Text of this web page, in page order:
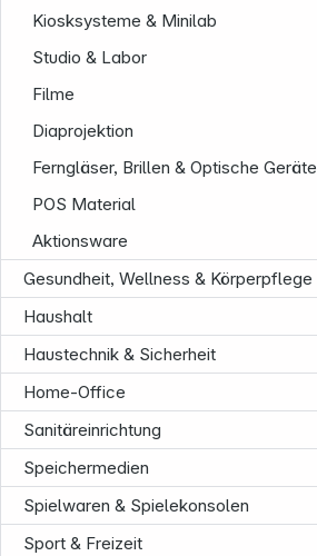
Kiosksysteme & Minilab
Studio & Labor
Filme
Diaprojektion
Ferngläser, Brillen & Optische Geräte
POS Material
Aktionsware
Gesundheit, Wellness & Körperpflege
Haushalt
Haustechnik & Sicherheit
Home-Office
Sanitäreinrichtung
Speichermedien
Spielwaren & Spielekonsolen
Sport & Freizeit
Informationen